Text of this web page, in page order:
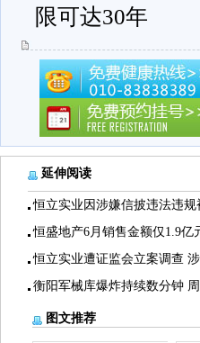
限可达30年
延伸阅读
恒立实业因涉嫌信披违法违规
恒盛地产6月销售金额仅1.9亿
恒立实业遭证监会立案调查
衡阳军械库爆炸持续数分钟
图文推荐